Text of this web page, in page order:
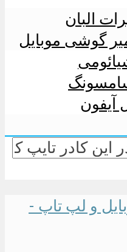
البان
گوشی موبایل
آیفون